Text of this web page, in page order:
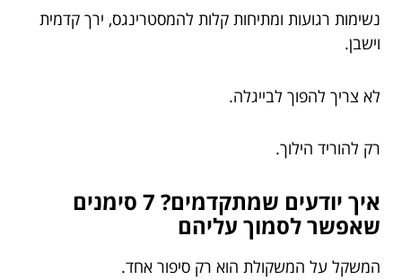
נשימות רגועות ומתיחות קלות להמסטרינגס, ירך קדמית
וישבן.
לא צריך להפוך לבייגלה.
רק להוריד הילוך.
איך יודעים שמתקדמים? 7 סימנים
שאפשר לסמוך עליהם
המשקל על המשקולת הוא רק סיפור אחד.